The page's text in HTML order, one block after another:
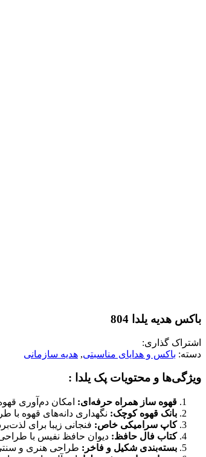
باکس هدیه یلدا 804
اشتراک گذاری:
دسته: باکس و هدایای مناسبتی, هدیه سازمانی
ویژگی‌ها و محتویات پک یلدا :
قهوه‌ ساز همراه حرفه‌ای: امکان دم‌آوری
بانک قهوه کوچک: نگهداری دانه‌های قهوه با
کاپ سرامیکی خاص: فنجانی زیبا برای
کتاب فال حافظ: دیوان حافظ نفیس با
بسته‌بندی شکیل و فاخر: طراحی هنری و